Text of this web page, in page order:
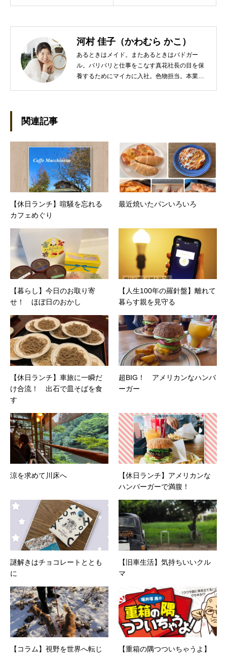
河村 佳子（かわむら かこ）
あるときはメイド。またあるときはバドガー
ル。バリバリと仕事をこなす真花社長の目を保
養するためにマイカに入社。色物担当。本業は
べく上京。設立して間もない会社に携わること
が多かったので、総務的な社内整備を得意とす
る。●連絡先 メール：kako@office-mica.com
関連記事
【休日ランチ】喧騒を忘れる
カフェめぐり
最近焼いたパンいろいろ
【暮らし】今日のお取り寄
せ！ ほぼ日のおかし
【人生100年の羅針盤】離れて
暮らす親を見守る
【休日ランチ】車旅に一瞬だ
け合流！ 出石で皿そばを食
す
超BIG！ アメリカンなハンバ
ーガー
涼を求めて川床へ
【休日ランチ】アメリカンな
ハンバーガーで満腹！
謎解きはチョコレートととも
に
【旧車生活】気持ちいいクル
マ
【コラム】視野を世界へ転じ
【重箱の隅つついちゃうよ】